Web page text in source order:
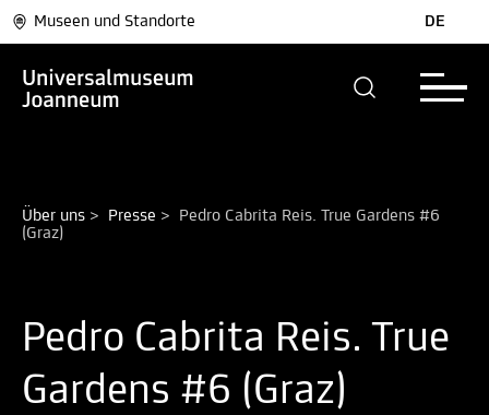
Museen und Standorte DE
Über uns > Presse >
Pedro Cabrita Reis. True Gardens #6
(Graz)
Pedro Cabrita Reis. True
Gardens #6 (Graz)